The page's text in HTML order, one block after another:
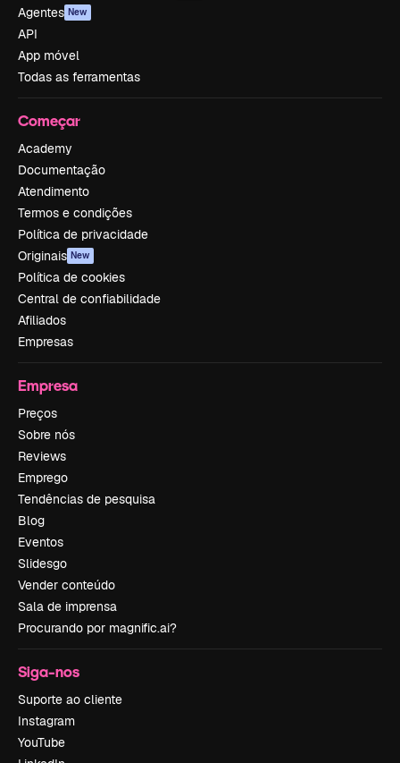
Agentes New
API
App móvel
Todas as ferramentas
Começar
Academy
Documentação
Atendimento
Termos e condições
Política de privacidade
Originais New
Política de cookies
Central de confiabilidade
Afiliados
Empresas
Empresa
Preços
Sobre nós
Reviews
Emprego
Tendências de pesquisa
Blog
Eventos
Slidesgo
Vender conteúdo
Sala de imprensa
Procurando por magnific.ai?
Siga-nos
Suporte ao cliente
Instagram
YouTube